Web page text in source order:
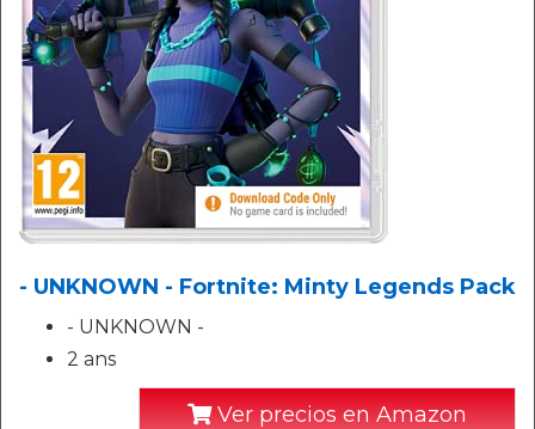
- UNKNOWN - Fortnite: Minty Legends Pack
- UNKNOWN -
2 ans
Ver precios en Amazon